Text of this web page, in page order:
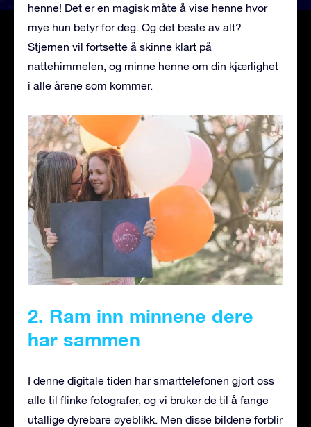
henne! Det er en magisk måte å vise henne hvor
mye hun betyr for deg. Og det beste av alt?
Stjernen vil fortsette å skinne klart på
nattehimmelen, og minne henne om din kjærlighet
i alle årene som kommer.
2. Ram inn minnene dere
har sammen
I denne digitale tiden har smarttelefonen gjort oss
alle til flinke fotografer, og vi bruker de til å fange
utallige dyrebare øyeblikk. Men disse bildene forblir